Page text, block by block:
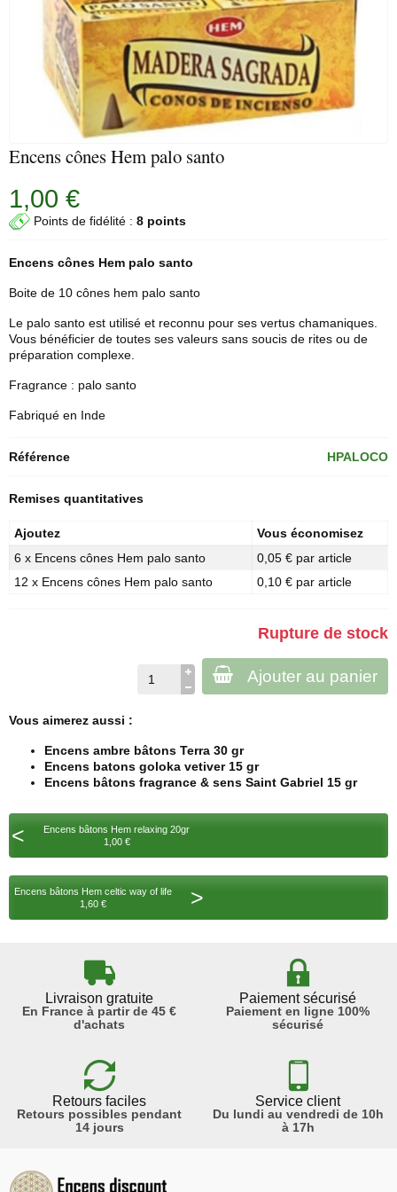
Encens cônes Hem palo santo
1,00 €
Points de fidélité : 8 points
Encens cônes Hem palo santo
Boite de 10 cônes hem palo santo
Le palo santo est utilisé et reconnu pour ses vertus chamaniques.
Vous bénéficier de toutes ses valeurs sans soucis de rites ou de
préparation complexe.
Fragrance : palo santo
Fabriqué en Inde
Référence HPALOCO
Remises quantitatives
Ajoutez
Vous économisez
6 x Encens cônes Hem palo santo
0,05 € par article
12 x Encens cônes Hem palo santo
0,10 € par article
Rupture de stock
Ajouter au panier
Vous aimerez aussi :
Encens ambre bâtons Terra 30 gr
Encens batons goloka vetiver 15 gr
Encens bâtons fragrance & sens Saint Gabriel 15 gr
<
Encens bâtons Hem relaxing 20gr
1,00 €
Encens bâtons Hem celtic way of life
1,60 €
>
Livraison gratuite
En France à partir de 45 €
d'achats
Paiement sécurisé
Paiement en ligne 100%
sécurisé
Retours faciles
Retours possibles pendant
14 jours
Service client
Du lundi au vendredi de 10h
à 17h